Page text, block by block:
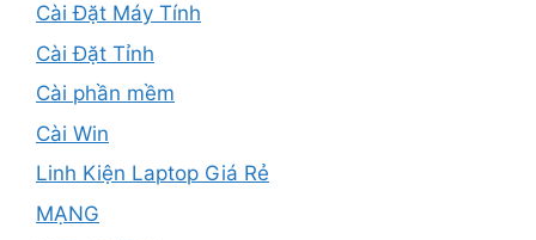
Cài Đặt Máy Tính
Cài Đặt Tỉnh
Cài phần mềm
Cài Win
Linh Kiện Laptop Giá Rẻ
MẠNG